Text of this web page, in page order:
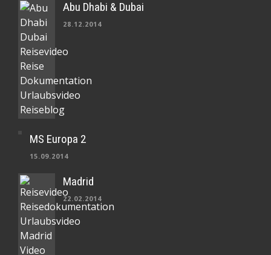
Abu Dhabi & Dubai
28.12.2014
MS Europa 2
15.09.2014
Madrid
22.02.2014